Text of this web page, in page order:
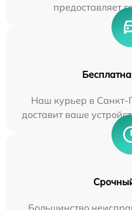
предоставляет
Наш курьер в Санкт-
доставит ваше
Большинство